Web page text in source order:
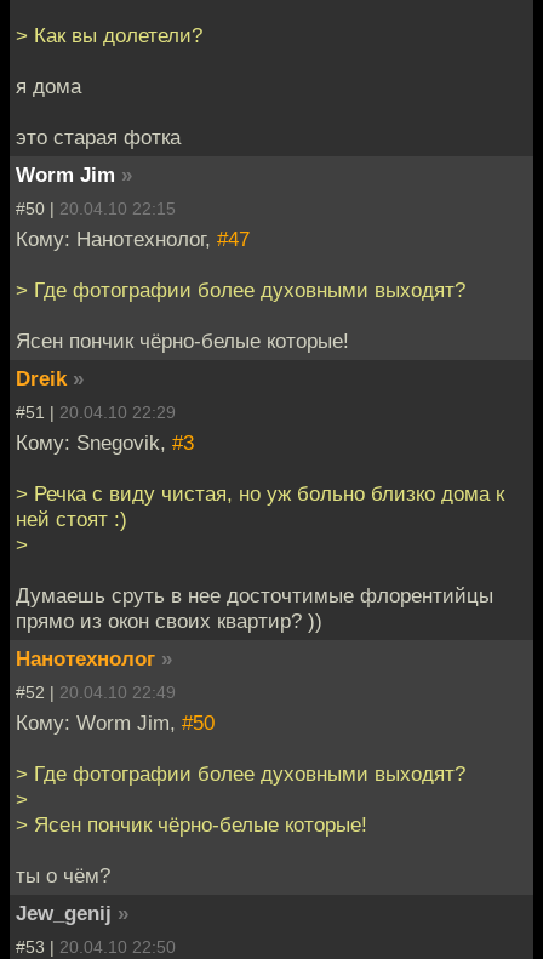
> Как вы долетели?
я дома
это старая фотка
Worm Jim »
#50 | 20.04.10 22:15
Кому: Нанотехнолог, #47
> Где фотографии более духовными выходят?
Ясен пончик чёрно-белые которые!
Dreik »
#51 | 20.04.10 22:29
Кому: Snegovik, #3
> Речка с виду чистая, но уж больно близко дома к
ней стоят :)
>
Думаешь сруть в нее досточтимые флорентийцы
прямо из окон своих квартир? ))
Нанотехнолог »
#52 | 20.04.10 22:49
Кому: Worm Jim, #50
> Где фотографии более духовными выходят?
>
> Ясен пончик чёрно-белые которые!
ты о чём?
Jew_genij »
#53 | 20.04.10 22:50